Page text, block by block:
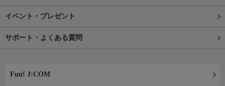
イベント・プレゼント
サポート・よくある質問
Fun! J:COM